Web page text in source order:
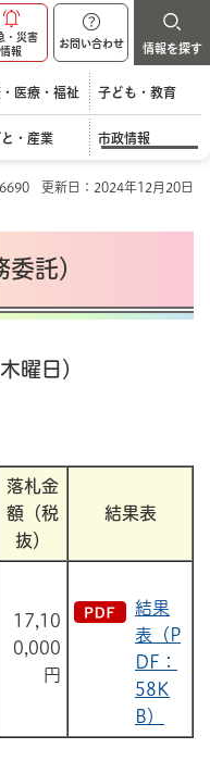
・災害
情報
お問い合わせ 情報を探す
医療・福祉 子ども・教育
と・産業 市政情報
更新日：2024年12月20日
託）
曜日）
落札金
額（税
抜）
結果表
17,10
0,000
円
結果
表（P
DF：
58K
B）